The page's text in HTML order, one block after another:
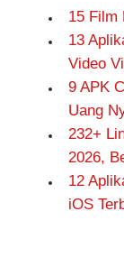
15 Film
13
Video
9 APK
Uang
232+
2026,
12
iOS